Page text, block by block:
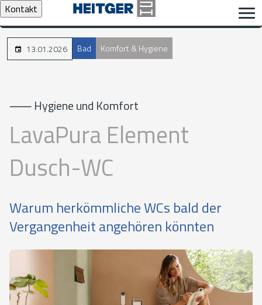
Kontakt
13.01.2026 Bad Komfort & Hygiene
⸺ Hygiene und Komfort
LavaPura Element
Dusch-WC
Warum herkömmliche WCs bald der
Vergangenheit angehören könnten